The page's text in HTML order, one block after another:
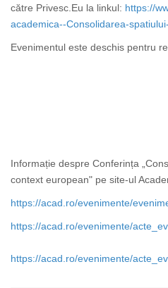
către Privesc.Eu la linkul: https://
academica--Consolidarea-
Evenimentul este deschis pentru
Informație despre Conferința
context european" pe site-ul
https://acad.ro/evenimente/
https://acad.ro/evenimente/
https://acad.ro/evenimente/